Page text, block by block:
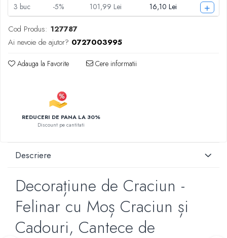
3 buc -5% 101,99 Lei 16,10 Lei +
Cod Produs: 127787
Ai nevoie de ajutor? 0727003995
Adauga la Favorite Cere informatii
REDUCERI DE PANA LA 30%
Discount pe cantitati
Descriere
Decorațiune de Craciun -
Felinar cu Moș Craciun și
Cadouri, Cantece de